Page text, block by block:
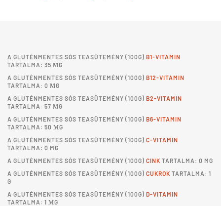
A GLUTÉNMENTES SÓS TEASÜTEMÉNY (100G) B1-VITAMIN
TARTALMA: 35 ΜG
A GLUTÉNMENTES SÓS TEASÜTEMÉNY (100G) B12-VITAMIN
TARTALMA: 0 ΜG
A GLUTÉNMENTES SÓS TEASÜTEMÉNY (100G) B2-VITAMIN
TARTALMA: 57 ΜG
A GLUTÉNMENTES SÓS TEASÜTEMÉNY (100G) B6-VITAMIN
TARTALMA: 50 ΜG
A GLUTÉNMENTES SÓS TEASÜTEMÉNY (100G) C-VITAMIN
TARTALMA: 0 MG
A GLUTÉNMENTES SÓS TEASÜTEMÉNY (100G) CINK TARTALMA: 0 MG
A GLUTÉNMENTES SÓS TEASÜTEMÉNY (100G) CUKROK TARTALMA: 1
G
A GLUTÉNMENTES SÓS TEASÜTEMÉNY (100G) D-VITAMIN
TARTALMA: 1 ΜG